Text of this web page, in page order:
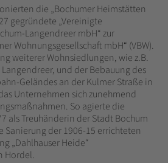
die „Bochumer Heimstätten
gegründete „Vereinigte
Langendreer mbH“ zur
Wohnungsgesellschaft mbH“ (VBW).
weiterer Wohnsiedlungen, wie z.B.
und der Bebauung des
Geländes an der Kulmer Straße in
Unternehmen sich zunehmend
So agierte die
als Treuhänderin der Stadt Bochum
Sanierung der 1906-15 errichteten
„Dahlhauser Heide“
Hordel.